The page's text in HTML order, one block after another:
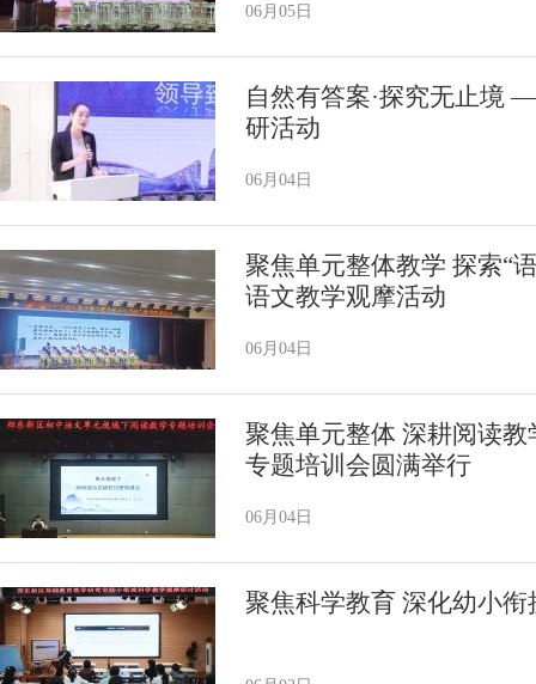
06月05日
自然有答案·探究无止境
研活动
06月04日
聚焦单元整体教学 探索“
语文教学观摩活动
06月04日
聚焦单元整体 深耕阅读
专题培训会圆满举行
06月04日
聚焦科学教育 深化幼小